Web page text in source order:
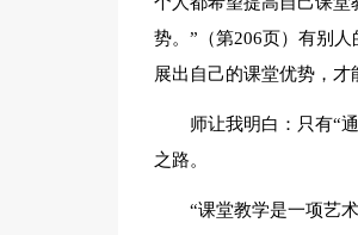
势。”（第206页）有别
展出自己的课堂优势，
师让我明白：只有“
之路。
“课堂教学是一项艺